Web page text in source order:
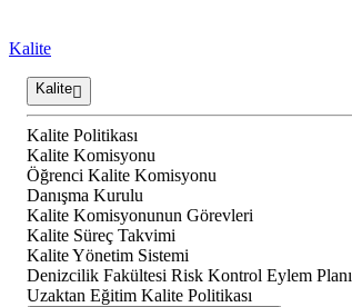
Kalite
Kalite
Kalite Politikası
Kalite Komisyonu
Öğrenci Kalite Komisyonu
Danışma Kurulu
Kalite Komisyonunun Görevleri
Kalite Süreç Takvimi
Kalite Yönetim Sistemi
Denizcilik Fakültesi Risk Kontrol Eylem Planı
Uzaktan Eğitim Kalite Politikası